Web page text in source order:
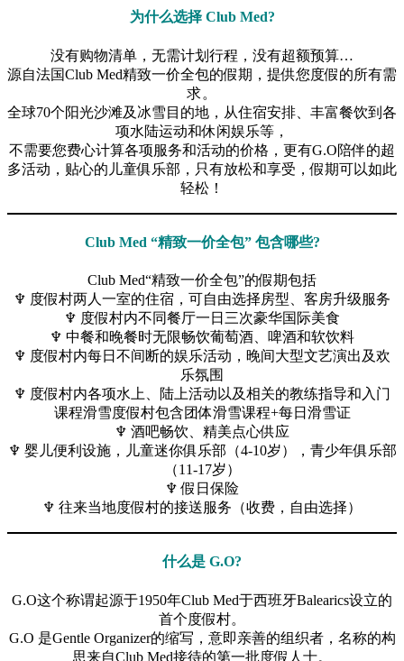
为什么选择 Club Med?
没有购物清单，无需计划行程，没有超额预算…
源自法国Club Med精致一价全包的假期，提供您度假的所有需
求。
全球70个阳光沙滩及冰雪目的地，从住宿安排、丰富餐饮到各
项水陆运动和休闲娱乐等，
不需要您费心计算各项服务和活动的价格，更有G.O陪伴的超
多活动，贴心的儿童俱乐部，只有放松和享受，假期可以如此
轻松！
Club Med “精致一价全包” 包含哪些?
Club Med“精致一价全包”的假期包括
♆ 度假村两人一室的住宿，可自由选择房型、客房升级服务
♆ 度假村内不同餐厅一日三次豪华国际美食
♆ 中餐和晚餐时无限畅饮葡萄酒、啤酒和软饮料
♆ 度假村内每日不间断的娱乐活动，晚间大型文艺演出及欢
乐氛围
♆ 度假村内各项水上、陆上活动以及相关的教练指导和入门
课程滑雪度假村包含团体滑雪课程+每日滑雪证
♆ 酒吧畅饮、精美点心供应
♆ 婴儿便利设施，儿童迷你俱乐部（4-10岁），青少年俱乐部
（11-17岁）
♆ 假日保险
♆ 往来当地度假村的接送服务（收费，自由选择）
什么是 G.O?
G.O这个称谓起源于1950年Club Med于西班牙Balearics设立的
首个度假村。
G.O 是Gentle Organizer的缩写，意即亲善的组织者，名称的构
思来自Club Med接待的第一批度假人士。